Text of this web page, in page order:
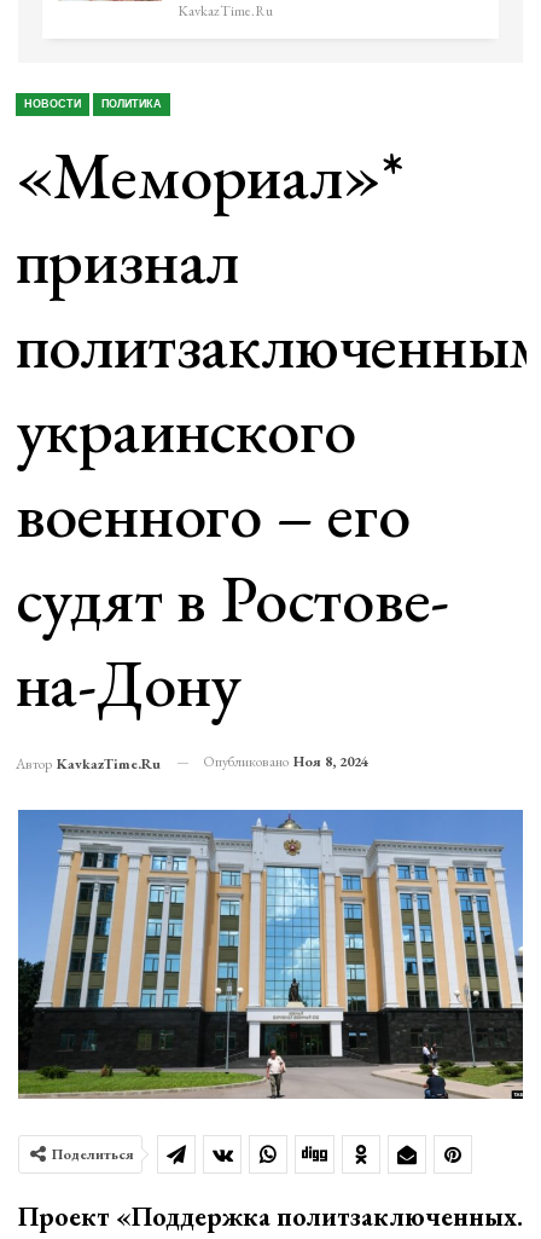
KavkazTime.ru
НОВОСТИ ПОЛИТИКА
«Мемориал»*
признал
украинского
военного – его
судят в Ростове-
на-Дону
Автор KavkazTime.ru Опубликовано Ноя 8, 2024
Поделиться
Проект «Поддержка политзаключенных.